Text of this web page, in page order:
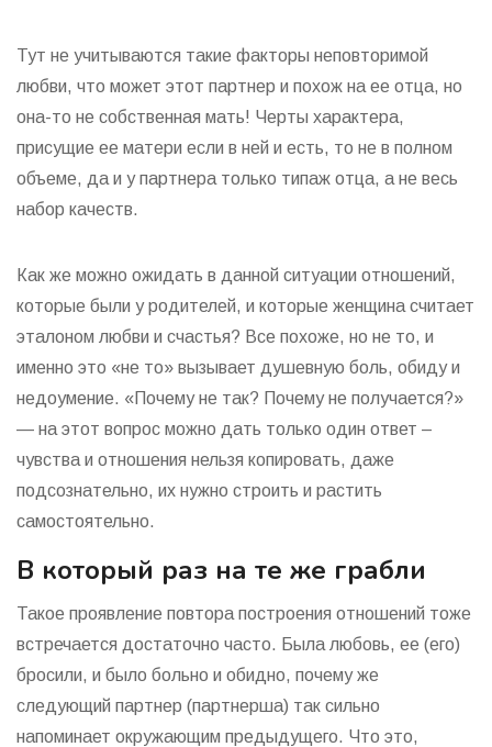
Тут не учитываются такие факторы неповторимой
любви, что может этот партнер и похож на ее отца, но
она-то не собственная мать! Черты характера,
присущие ее матери если в ней и есть, то не в полном
объеме, да и у партнера только типаж отца, а не весь
набор качеств.
Как же можно ожидать в данной ситуации отношений,
которые были у родителей, и которые женщина считает
эталоном любви и счастья? Все похоже, но не то, и
именно это «не то» вызывает душевную боль, обиду и
недоумение. «Почему не так? Почему не получается?»
— на этот вопрос можно дать только один ответ –
чувства и отношения нельзя копировать, даже
подсознательно, их нужно строить и растить
самостоятельно.
В который раз на те же грабли
Такое проявление повтора построения отношений тоже
встречается достаточно часто. Была любовь, ее (его)
бросили, и было больно и обидно, почему же
следующий партнер (партнерша) так сильно
напоминает окружающим предыдущего. Что это,